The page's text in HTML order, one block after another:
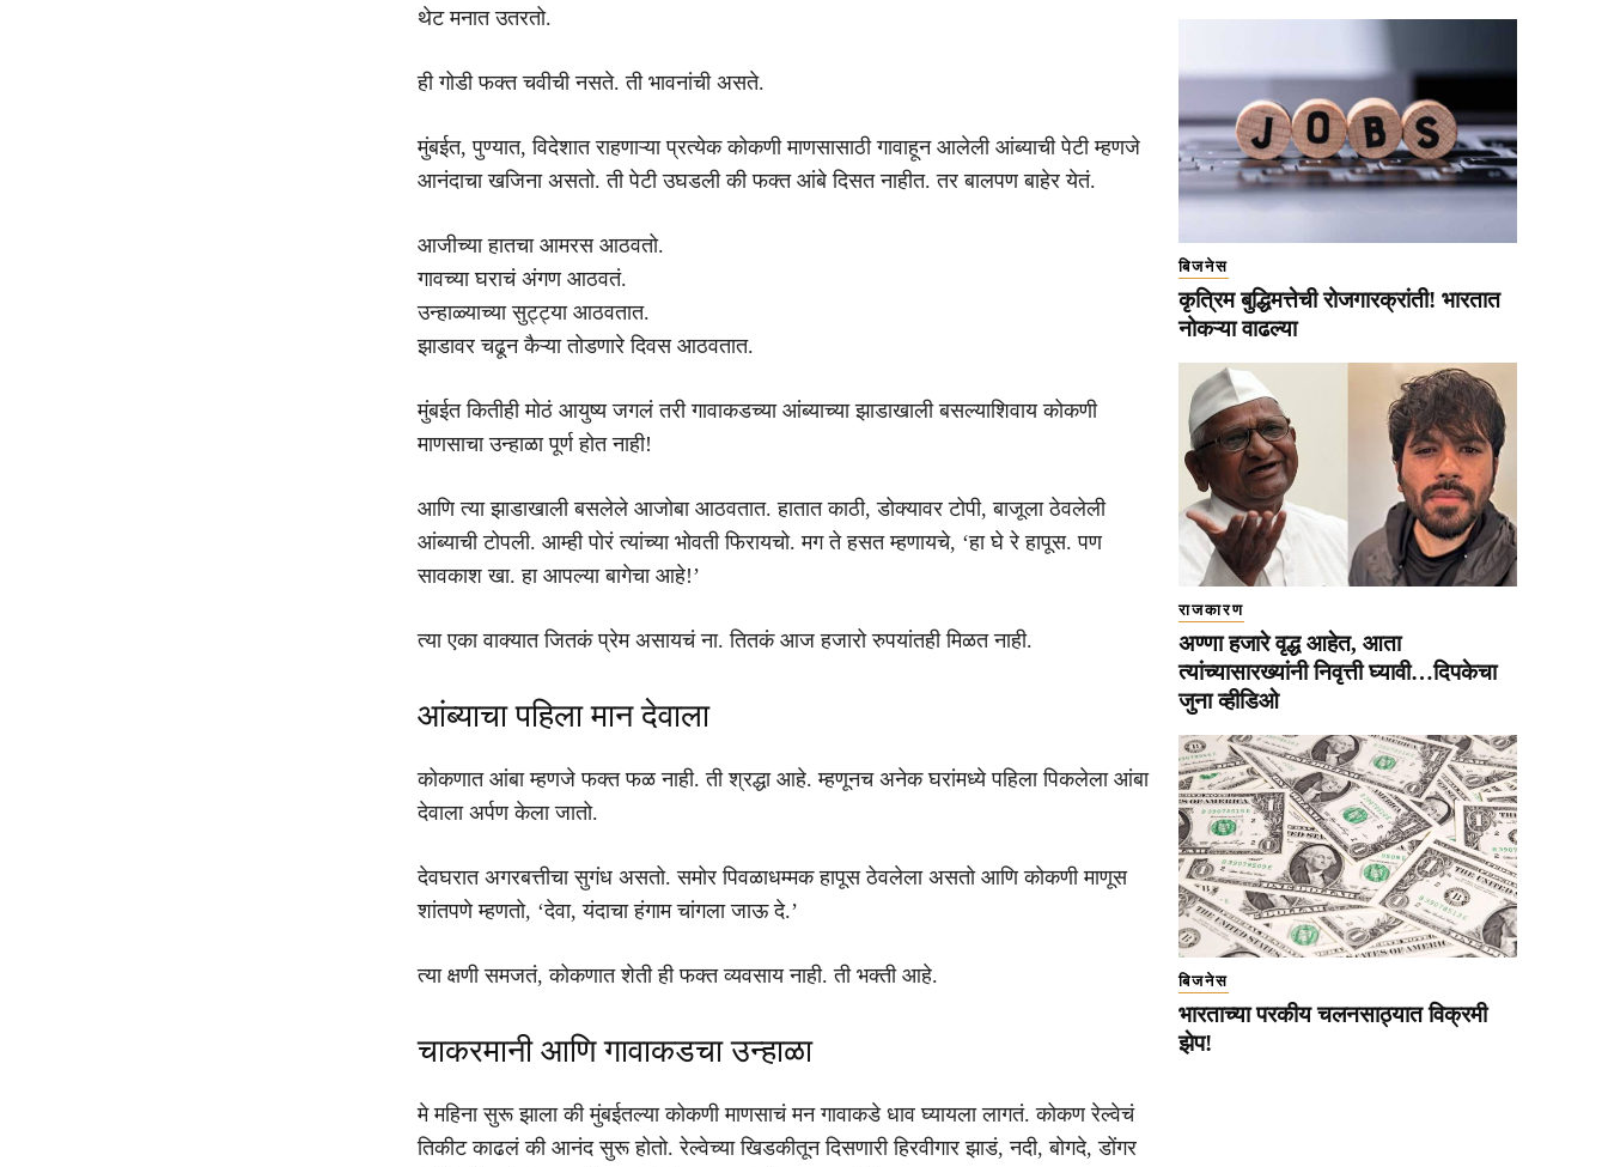
थेट मनात उतरतो.
ही गोडी फक्त चवीची नसते. ती भावनांची असते.
मुंबईत, पुण्यात, विदेशात राहणाऱ्या प्रत्येक कोकणी माणसासाठी गावाहून आलेली आंब्याची पेटी म्हणजे
आनंदाचा खजिना असतो. ती पेटी उघडली की फक्त आंबे दिसत नाहीत. तर बालपण बाहेर येतं.
आजीच्या हातचा आमरस आठवतो.
गावच्या घराचं अंगण आठवतं.
उन्हाळ्याच्या सुट्ट्या आठवतात.
झाडावर चढून कैऱ्या तोडणारे दिवस आठवतात.
मुंबईत कितीही मोठं आयुष्य जगलं तरी गावाकडच्या आंब्याच्या झाडाखाली बसल्याशिवाय कोकणी
माणसाचा उन्हाळा पूर्ण होत नाही!
आणि त्या झाडाखाली बसलेले आजोबा आठवतात. हातात काठी, डोक्यावर टोपी, बाजूला ठेवलेली
आंब्याची टोपली. आम्ही पोरं त्यांच्या भोवती फिरायचो. मग ते हसत म्हणायचे, ‘हा घे रे हापूस. पण
सावकाश खा. हा आपल्या बागेचा आहे!’
त्या एका वाक्यात जितकं प्रेम असायचं ना. तितकं आज हजारो रुपयांतही मिळत नाही.
आंब्याचा पहिला मान देवाला
कोकणात आंबा म्हणजे फक्त फळ नाही. ती श्रद्धा आहे. म्हणूनच अनेक घरांमध्ये पहिला पिकलेला आंबा
देवाला अर्पण केला जातो.
देवघरात अगरबत्तीचा सुगंध असतो. समोर पिवळाधम्मक हापूस ठेवलेला असतो आणि कोकणी माणूस
शांतपणे म्हणतो, ‘देवा, यंदाचा हंगाम चांगला जाऊ दे.’
त्या क्षणी समजतं, कोकणात शेती ही फक्त व्यवसाय नाही. ती भक्ती आहे.
चाकरमानी आणि गावाकडचा उन्हाळा
मे महिना सुरू झाला की मुंबईतल्या कोकणी माणसाचं मन गावाकडे धाव घ्यायला लागतं. कोकण रेल्वेचं
तिकीट काढलं की आनंद सुरू होतो. रेल्वेच्या खिडकीतून दिसणारी हिरवीगार झाडं, नदी, बोगदे, डोंगर
बिजनेस
कृत्रिम बुद्धिमत्तेची रोजगारक्रांती! भारतात
नोकऱ्या वाढल्या
राजकारण
अण्णा हजारे वृद्ध आहेत, आता
त्यांच्यासारख्यांनी निवृत्ती घ्यावी…दिपकेचा
जुना व्हीडिओ
बिजनेस
भारताच्या परकीय चलनसाठ्यात विक्रमी
झेप!